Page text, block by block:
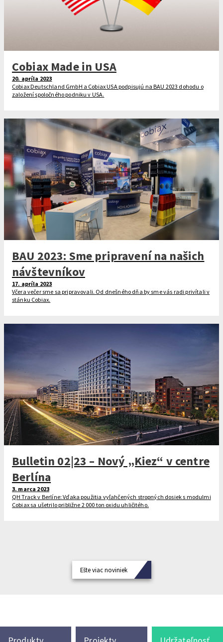
Cobiax Made in USA
20. apríla 2023
Cobiax Deutschland GmbH a Cobiax USA podpisujú na BAU 2023 dohodu o
založení spoločného podniku v USA.
BAU 2023: Sme pripravení na našich
návštevníkov
17. apríla 2023
Včera večer sme sa pripravovali. Od dnešného dňa by sme vás radi privítali v
stánku Cobiax.
Bulletin 02|23 – Nový „Kiez“ v centre
Berlína
3. marca 2023
QH Track v Berlíne: Vďaka použitia vyľahčených stropných dosiek s modulmi
Cobiax sa ušetrilo približne 2 000 ton oxidu uhličitého.
Ešte viac noviniek